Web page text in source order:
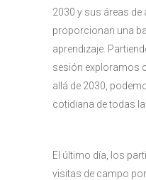
2030 y sus áreas
proporcionan una
aprendizaje.
sesión exploramos
allá de 2030,
cotidiana de todas
El último día, los
visitas de campo